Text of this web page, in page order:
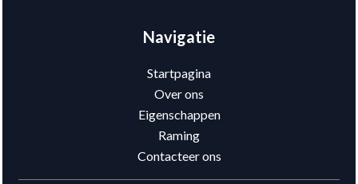
Navigatie
Startpagina
Over ons
Eigenschappen
Raming
Contacteer ons